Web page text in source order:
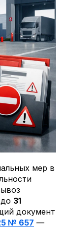
мер в
31
документ
№ 657 —